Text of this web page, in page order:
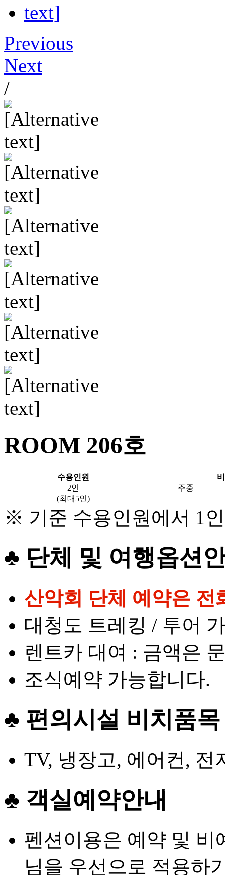
Previous
Next
/
ROOM 206호
수용인원
2인
(최대5인)
주중
※ 기준 수용인원에서 1
♣ 단체 및 여행옵션
산악회 단체 예약은 전
대청도 트레킹 / 투어
렌트카 대여 : 금액은
조식예약 가능합니다.
♣ 편의시설 비치품목
TV, 냉장고, 에어컨, 전
♣ 객실예약안내
펜션이용은 예약 및 비
님을 우선으로 적용하